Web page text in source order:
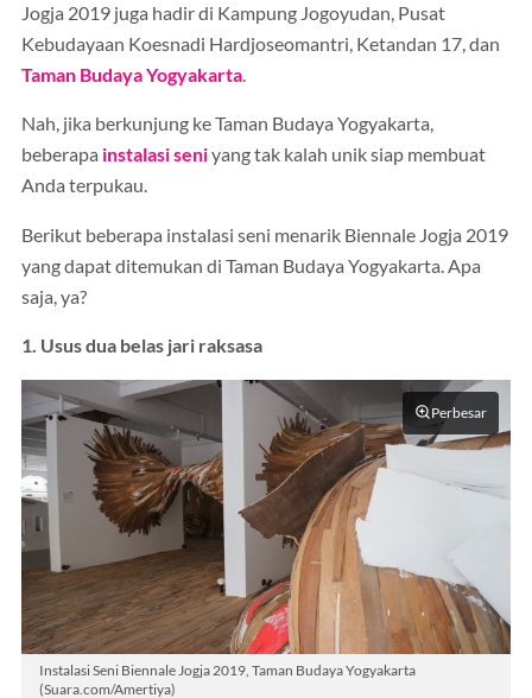
Jogja 2019 juga hadir di Kampung Jogoyudan, Pusat
Kebudayaan Koesnadi Hardjoseomantri, Ketandan 17, dan
Taman Budaya Yogyakarta
Nah, jika berkunjung ke Taman Budaya Yogyakarta,
beberapa instalasi seniyang tak kalah unik siap membuat
Anda terpukau.
Berikut beberapa instalasi seni menarik Biennale Jogja 2019
yang dapat ditemukan di Taman Budaya Yogyakarta. Apa
saja, ya?
1. Usus dua belas jari raksasa
Perbesar
Instalasi Seni Biennale Jogja 2019, Taman Budaya Yogyakarta
(Suara.com/Amertiya)